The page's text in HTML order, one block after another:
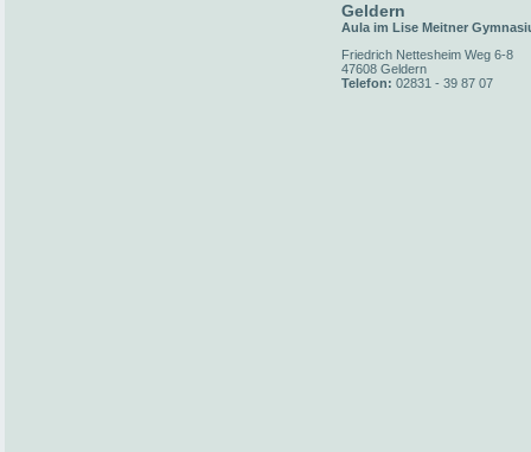
Geldern
Aula im Lise Meitner
Friedrich Nettesheim Weg 6-8
47608 Geldern
Telefon: 02831 - 39 87 07